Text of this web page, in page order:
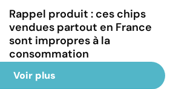
Rappel produit : ces chips
vendues partout en France
sont impropres à la
consommation
Voir plus